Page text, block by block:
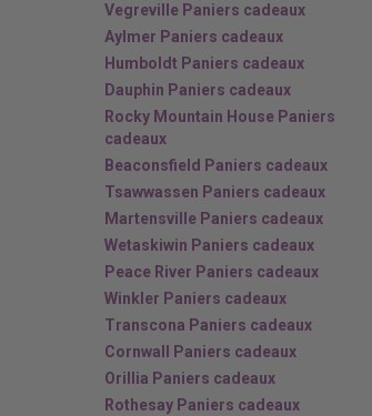
Vegreville Paniers cadeaux
Aylmer Paniers cadeaux
Humboldt Paniers cadeaux
Dauphin Paniers cadeaux
Rocky Mountain House Paniers
cadeaux
Beaconsfield Paniers cadeaux
Tsawwassen Paniers cadeaux
Martensville Paniers cadeaux
Wetaskiwin Paniers cadeaux
Peace River Paniers cadeaux
Winkler Paniers cadeaux
Transcona Paniers cadeaux
Cornwall Paniers cadeaux
Orillia Paniers cadeaux
Rothesay Paniers cadeaux